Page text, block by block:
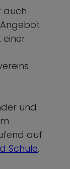
auch
Angebot
einer
und
auf
Schule.